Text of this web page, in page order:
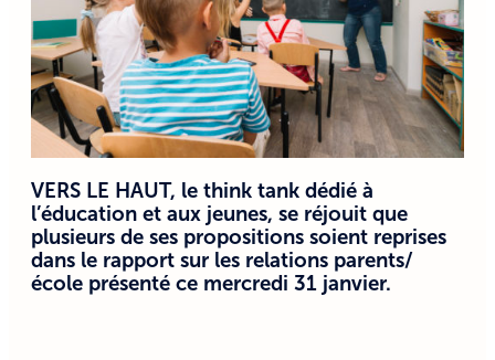
VERS LE HAUT, le think tank dédié à
l’éducation et aux jeunes, se réjouit que
plusieurs de ses propositions soient reprises
dans le rapport sur les relations parents/
école présenté ce mercredi 31 janvier.